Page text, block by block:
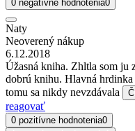
0 negatívne hodnotenia0
Naty
Neoverený nákup
6.12.2018
Úžasná kniha. Zhltla som ju
dobrú knihu. Hlavná
tomu sa nikdy nevzdávala
reagovať
0 pozitívne hodnotenia0